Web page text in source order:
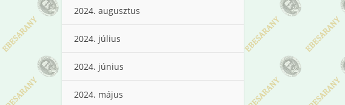
2024. augusztus
2024. július
2024. június
2024. május